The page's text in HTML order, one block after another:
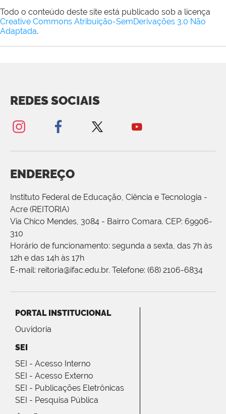
Todo o conteúdo deste site está publicado sob a licença
Creative Commons Atribuição-SemDerivações 3.0 Não
Adaptada.
REDES SOCIAIS
ENDEREÇO
Instituto Federal de Educação, Ciência e Tecnologia -
Acre (REITORIA)
Via Chico Mendes, 3084 - Bairro Comara. CEP: 69906-
310
Horário de funcionamento: segunda a sexta, das 7h às
12h e das 14h às 17h
E-mail: reitoria@ifac.edu.br. Telefone: (68) 2106-6834
PORTAL INSTITUCIONAL
Ouvidoria
SEI
SEI - Acesso Interno
SEI - Acesso Externo
SEI - Publicações Eletrônicas
SEI - Pesquisa Pública